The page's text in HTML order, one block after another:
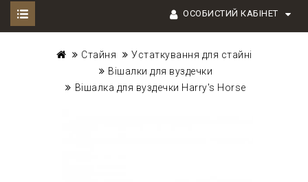
ОСОБИСТИЙ КАБІНЕТ
Стайня
Устаткування для стайні
Вішалки для вуздечки
Вішалка для вуздечки Harry's Horse